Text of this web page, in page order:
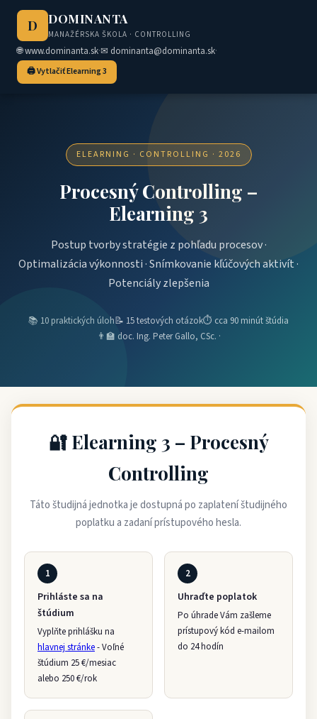
D DOMINANTA
MANAŽÉRSKA ŠKOLA · CONTROLLING
🌐 www.dominanta.sk·✉ dominanta@dominanta.sk·
🖨️ Vytlačiť Elearning 3
ELEARNING · CONTROLLING · 2026
Procesný Controlling –
Elearning 3
Postup tvorby stratégie z pohľadu procesov ·
Optimalizácia výkonnosti · Snímkovanie kľúčových aktivít ·
Potenciály zlepšenia
📚 10 praktických úloh📝 15 testových otázok⏱ cca 90 minút štúdia
👨‍🏫 doc. Ing. Peter Gallo, CSc. ·
🔐 Elearning 3 – Procesný
Controlling
Táto študijná jednotka je dostupná po zaplatení študijného
poplatku a zadaní prístupového hesla.
1
Prihláste sa na
štúdium
Vyplňte prihlášku na
hlavnej stránke- Voľné
štúdium 25 €/mesiac
alebo 250 €/rok
2
Uhraďte poplatok
Po úhrade Vám zašleme
prístupový kód e-mailom
do 24 hodín